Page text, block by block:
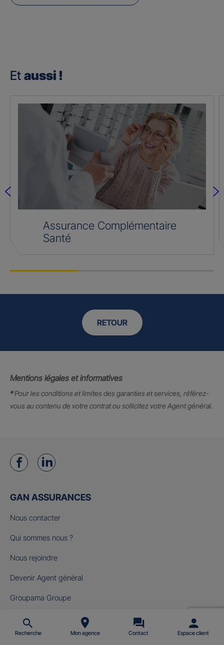
Et aussi !
Assurance Complémentaire
Santé
RETOUR
Mentions légales et informatives
*Pour les conditions et limites des garanties et services, référez-
vous au contenu de votre contrat ou sollicitez votre Agent général.
Recherche Mon agence Contact Espace client
GAN ASSURANCES
Nous contacter
Qui sommes nous ?
Nous rejoindre
Devenir Agent général
Groupama Groupe
Fondation Gan pour le Cinéma
NOS OFFRES